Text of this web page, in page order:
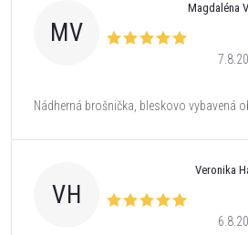
MV
Magdaléna
Nádherná brošnička, bleskovo vybavená
VH
Veronika